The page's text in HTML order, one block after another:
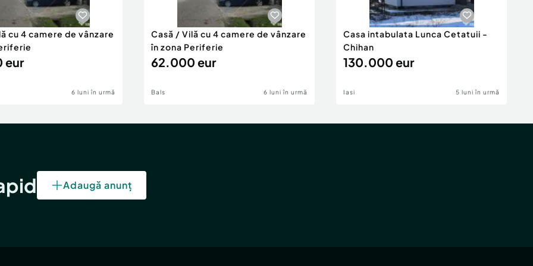
cu 4 camere de vânzare
eur
6 luni în urmă
Casă / Vilă cu 4 camere de vânzare
în zona Periferie
62.000 eur
Bals 6 luni în urmă
Casa intabulata Lunca Cetatuii -
Chihan
130.000 eur
Iasi 5 luni în urmă
Adaugă anunț